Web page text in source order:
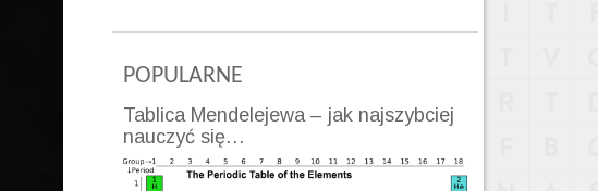
POPULARNE
Tablica Mendelejewa – jak najszybciej
nauczyć się…